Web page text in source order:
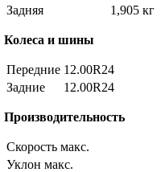
Задняя
1,905 кг
Колеса и шины
Передние 12.00R24
Задние
12.00R24
Производительность
Скорость макс.
Уклон макс.